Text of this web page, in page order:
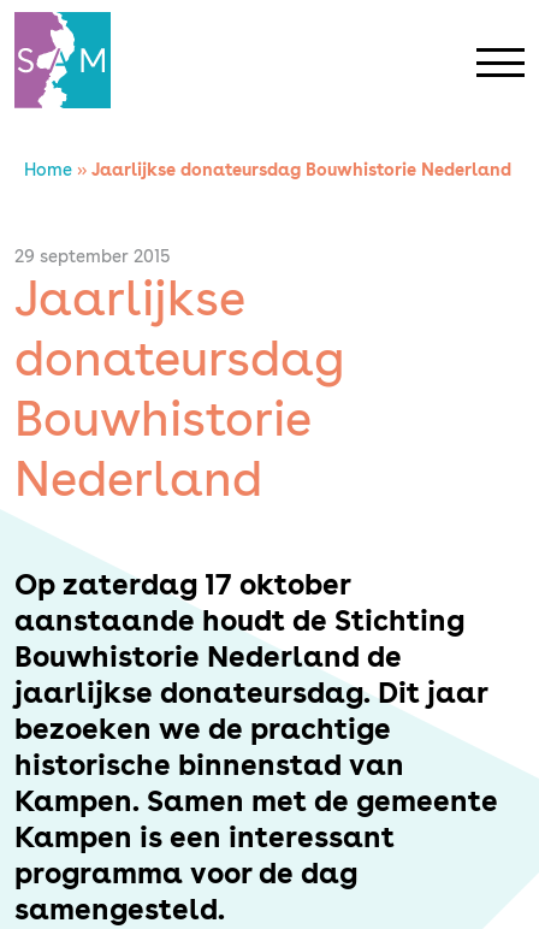
Home
Contact
SAM Limburg
Actueel
Overheid
Erfgoed
Home » Jaarlijkse donateursdag Bouwhistorie Nederland
29 september 2015
Jaarlijkse
donateursdag
Bouwhistorie
Nederland
Op zaterdag 17 oktober
aanstaande houdt de Stichting
Bouwhistorie Nederland de
jaarlijkse donateursdag. Dit jaar
bezoeken we de prachtige
historische binnenstad van
Kampen. Samen met de gemeente
Kampen is een interessant
programma voor de dag
samengesteld.